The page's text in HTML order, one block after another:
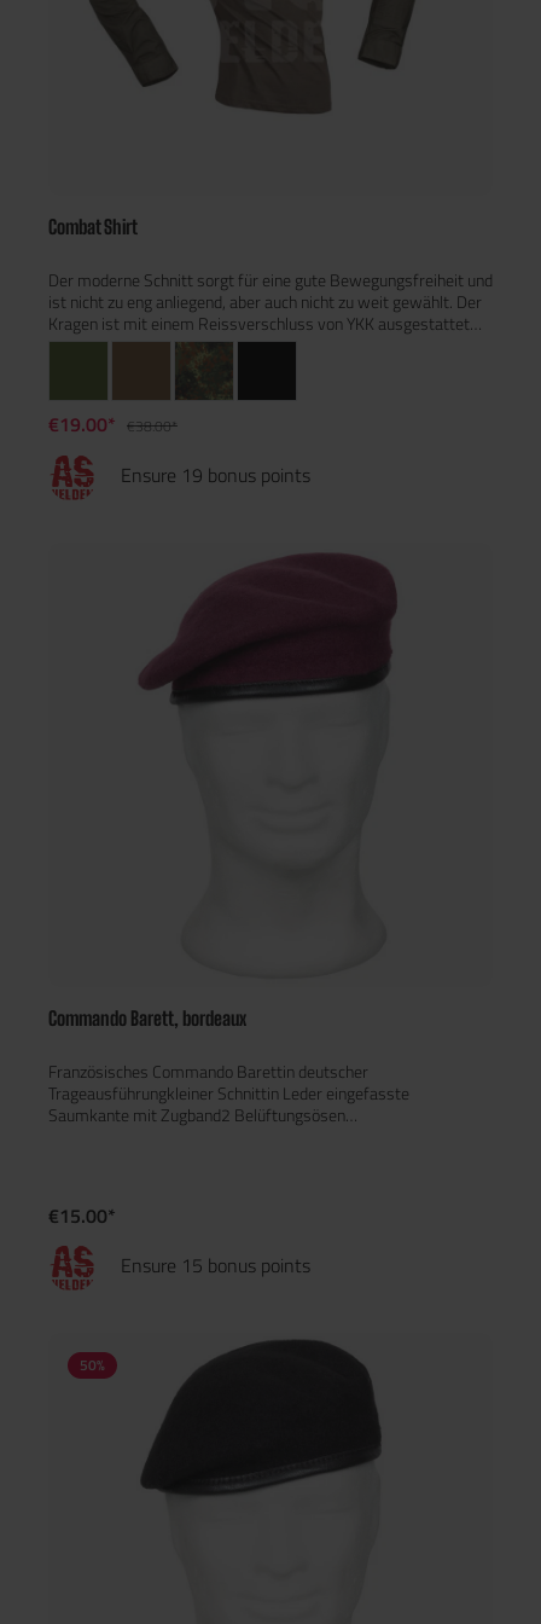
Combat Shirt
Der moderne Schnitt sorgt für eine gute Bewegungsfreiheit und
ist nicht zu eng anliegend, aber auch nicht zu weit gewählt. Der
Kragen ist mit einem Reissverschluss von YKK ausgestattet
und kann sowohl offen als auch geschlossen getragen
weiteren auch mit einer Klettfläche ausgestattet um ID
Patches anbringen zu können. Der Ellbogen wurde mit einer
zweiten Stoffschicht verstärkt, diese Verstärkung dient
gleichzeitig auch als Einschubfach für einen Ellbogenschoner.
Ärmelabschlusses kann mittels Klettverschluss individuell
verstellt werden.Die Ärmel, der Kragen und der Schulterbereich
bestehen bei diesem Combat Shirt aus einem robusten
Gewebe aus 65% Baumwolle und 35% Polyester. Während der
vergleichbar hohe Baumwollanteil für ein sehr angenehmes
Traggefühl sorgt, ist der Polyesteranteil für ein schnelles
Trocknen und zusätzliche Robustheit zuständig. Der
€19.00* €38.00*
Ensure 19 bonus points
Commando Barett, bordeaux
Französisches Commando Barettin deutscher
Trageausführungkleiner Schnittin Leder eingefasste
Saumkante mit Zugband2 Belüftungsösen
€15.00*
Ensure 15 bonus points
50%